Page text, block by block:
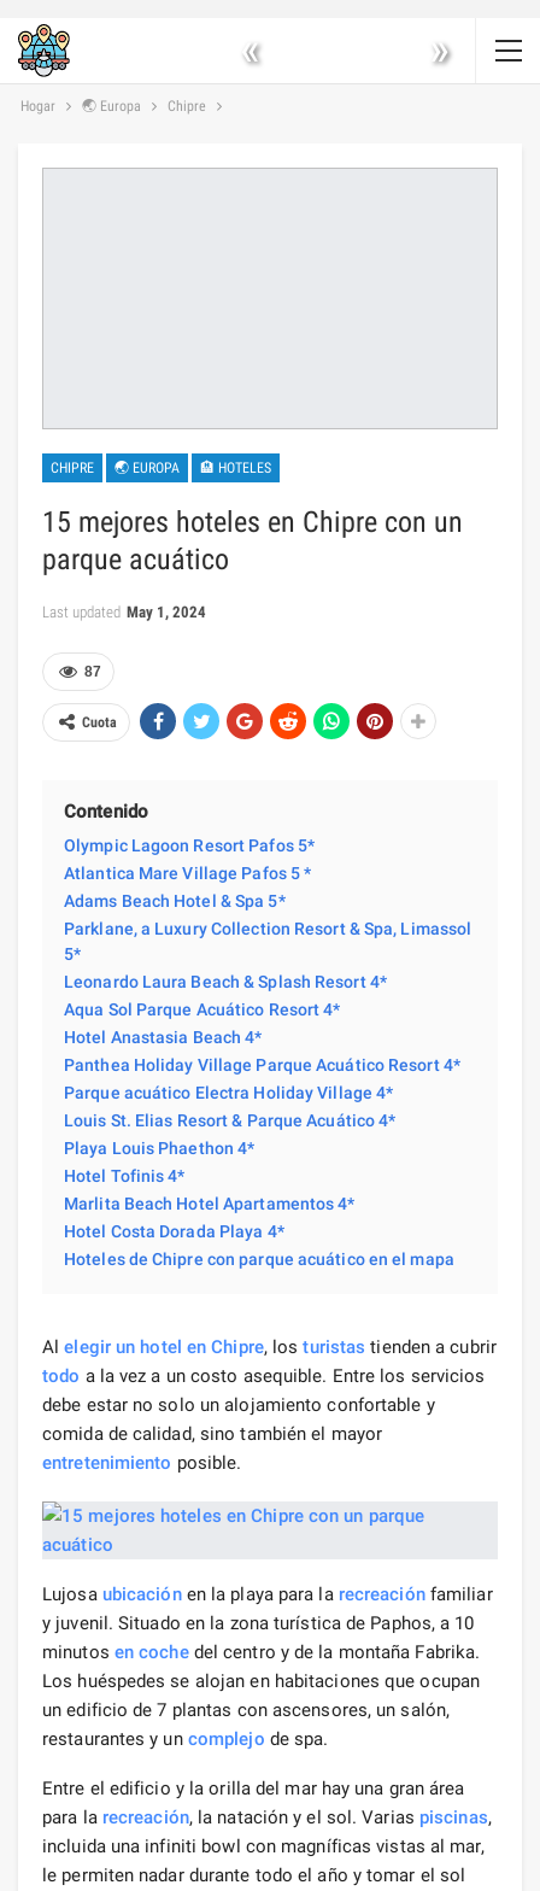
« »
Hogar 🌏 Europa Chipre
CHIPRE 🌏 EUROPA 🏨 HOTELES
15 mejores hoteles en Chipre con un
parque acuático
Last updated May 1, 2024
87
Cuota
Contenido
Olympic Lagoon Resort Pafos 5*
Atlantica Mare Village Pafos 5 *
Adams Beach Hotel & Spa 5*
Parklane, a Luxury Collection Resort & Spa, Limassol
5*
Leonardo Laura Beach & Splash Resort 4*
Aqua Sol Parque Acuático Resort 4*
Hotel Anastasia Beach 4*
Panthea Holiday Village Parque Acuático Resort 4*
Parque acuático Electra Holiday Village 4*
Louis St. Elias Resort & Parque Acuático 4*
Playa Louis Phaethon 4*
Hotel Tofinis 4*
Marlita Beach Hotel Apartamentos 4*
Hotel Costa Dorada Playa 4*
Hoteles de Chipre con parque acuático en el mapa
Alelegir un hotel en Chipre, losturistas tienden a cubrir
todo a la vez a un costo asequible. Entre los servicios
debe estar no solo un alojamiento confortable y
comida de calidad, sino también el mayor
entretenimiento posible.
Lujosa ubicaciónen la playa para la recreaciónfamiliar
y juvenil. Situado en la zona turística de Paphos, a 10
minutos en cochedel centro y de la montaña Fabrika.
Los huéspedes se alojan en habitaciones que ocupan
un edificio de 7 plantas con ascensores, un salón,
restaurantes y un complejo de spa.
Entre el edificio y la orilla del mar hay una gran área
para la recreación, la natación y el sol. Varias piscinas,
incluida una infiniti bowl con magníficas vistas al mar,
le permiten nadar durante todo el año y tomar el sol